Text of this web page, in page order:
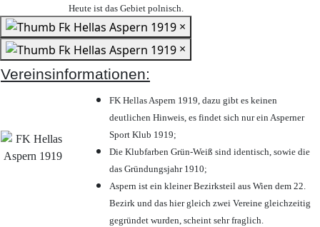
Heute ist das Gebiet polnisch.
×
×
Vereinsinformationen:
FK Hellas Aspern 1919, dazu gibt es keinen
deutlichen Hinweis, es findet sich nur ein Asperner
Sport Klub 1919;
Die Klubfarben Grün-Weiß sind identisch, sowie die
das Gründungsjahr 1910;
Aspern ist ein kleiner Bezirksteil aus Wien dem 22.
Bezirk und das hier gleich zwei Vereine gleichzeitig
gegründet wurden, scheint sehr fraglich.